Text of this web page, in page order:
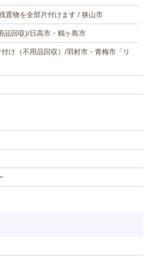
置物を全部片付けます / 狭山市
品回収)/日高市・鶴ヶ島市
け（不用品回収）/羽村市・青梅市「リ